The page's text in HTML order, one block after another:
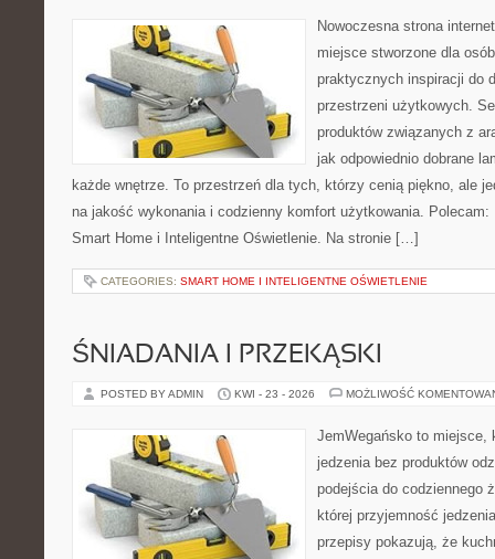
Nowoczesna strona
miejsce stworzone dla
praktycznych inspiracji do
przestrzeni użytkowych.
produktów związanych z
jak odpowiednio dobrane
każde wnętrze. To przestrzeń dla tych, którzy cenią piękno, ale
na jakość wykonania i codzienny komfort użytkowania.
Smart Home i Inteligentne Oświetlenie. Na stronie […]
CATEGORIES: SMART HOME I INTELIGENTNE OŚWIETLENIE
ŚNIADANIA I PRZEKĄSKI
POSTED BY ADMIN KWI - 23 - 2026 MOŻLIWOŚĆ
JemWegańsko to miejsce,
jedzenia bez produktów
podejścia do codziennego
której przyjemność
przepisy pokazują, że